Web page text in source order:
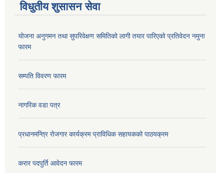
विधुतीय शुसासन सेवा
योजना अनुगमन तथा सुपरिवेक्षण समितिको लागी तयार पारिएको प्रतिवेदन नमुना
फारम
सम्पति विवरण फारम
नागरिक वडा पत्र
प्रधानमन्त्रि रोजगार कार्यक्रम प्राविधिक सहायकको पाठयक्रम
करार पदपुर्ति आवेदन फारम